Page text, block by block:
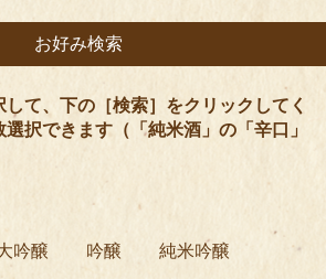
お好み検索
て、下の［検索］をクリックしてく
択できます（「純米酒」の「辛口」
吟醸 吟醸 純米吟醸